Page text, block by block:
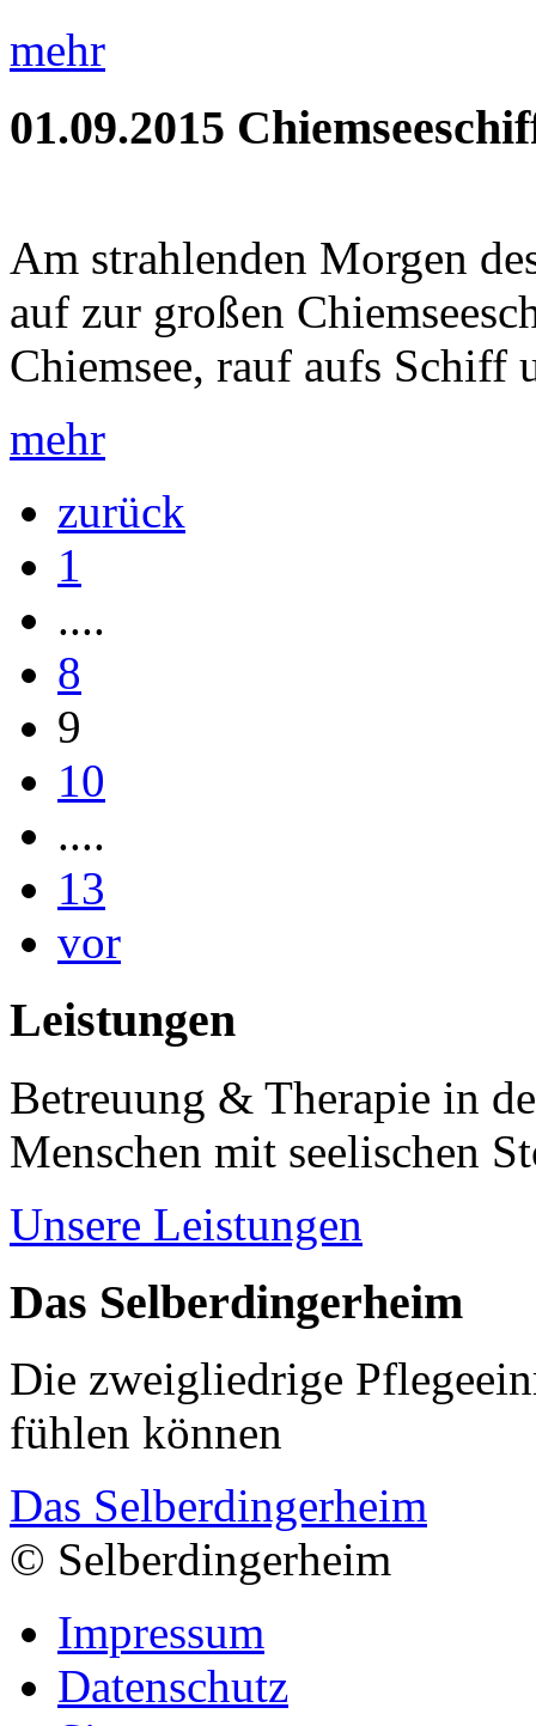
mehr
01.09.2015
Am strahlenden Morgen
auf zur großen
Chiemsee, rauf aufs Schiff
mehr
zurück
1
....
8
9
10
....
13
vor
Leistungen
Betreuung & Therapie in
Menschen mit seelischen
Unsere Leistungen
Das Selberdingerheim
Die zweigliedrige
fühlen können
Das Selberdingerheim
© Selberdingerheim
Impressum
Datenschutz